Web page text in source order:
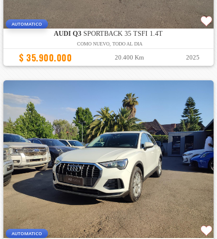
AUTOMATICO
AUDI Q3 SPORTBACK 35 TSFI 1.4T
COMO NUEVO, TODO AL DIA
$ 35.900.000 20.400 Km 2025
AUTOMATICO